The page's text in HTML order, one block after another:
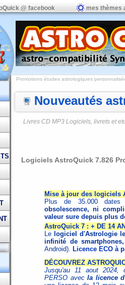
@ facebook mes thèmes
Promotions études astrologiques
Nouveautés
Livres CD MP3 Logiciels, livrets et
Logiciels AstroQuick 7.826
Mise à jour des logiciels
Plus de 35.000
obsolescence, ni
valeur sure depuis plus
AstroQuick 7 : + DE 14
Le logiciel d'Astrologie
infinité de
Android). Licence ECO à
DÉCOUVREZ
Jusqu'au 11 aout 2024,
PERSO avec la licence